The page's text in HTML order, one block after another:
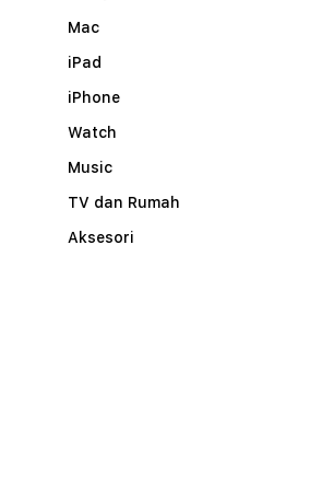
Mac
iPad
iPhone
Watch
Music
TV dan Rumah
Aksesori